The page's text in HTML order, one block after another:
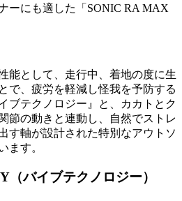
ーにも適した「SONIC RA MAX
能として、走行中、着地の度に生
で、疲労を軽減し怪我を予防する
ブテクノロジー』と、カカトとク
節の動きと連動し、自然でストレ
す軸が設計された特別なアウトソ
ます。
バイブテクノロジー）